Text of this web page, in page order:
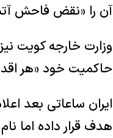
آن را «نقض فاحش
وزارت خارجه کویت
حاکمیت خود «هر
ایران ساعاتی بعد
هدف قرار داده اما